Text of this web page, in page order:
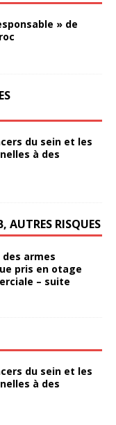
» de
du sein et les
à des
RISQUES
armes
pris en otage
– suite
du sein et les
à des